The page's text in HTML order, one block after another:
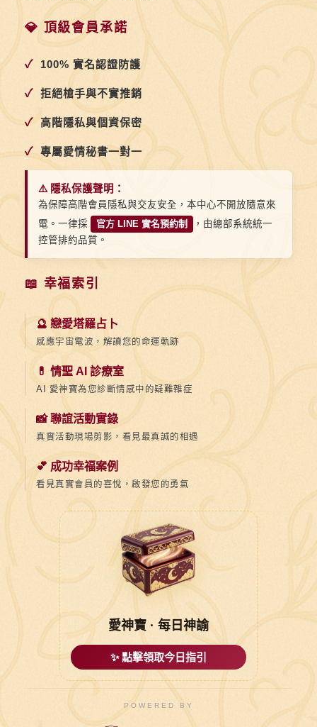
💎 頂級會員承諾
✓ 100% 實名認證防護
✓ 拒絕槍手與不實推銷
✓ 高階隱私與個資保密
✓ 專屬愛情秘書一對一
⚠️ 隱私保護聲明：
為保障高階會員隱私與交友安全，本中心不開放隨意來
電。一律採
官方 LINE 實名預約制
，由總部系統統一
控管排約品質。
📖 幸福索引
🔮 戀愛塔羅占卜
感應宇宙電波，解讀您的命運軌跡
💊 情聖 AI 診療室
AI 愛神寶為您診斷情感中的疑難雜症
📸 聯誼活動實錄
真實活動現場剪影，看見最真誠的相遇
💕 成功幸福案例
看見真實會員的喜悅，啟發您的勇氣
愛神寶 · 每日神諭
✨ 點擊領取今日指引
POWERED BY